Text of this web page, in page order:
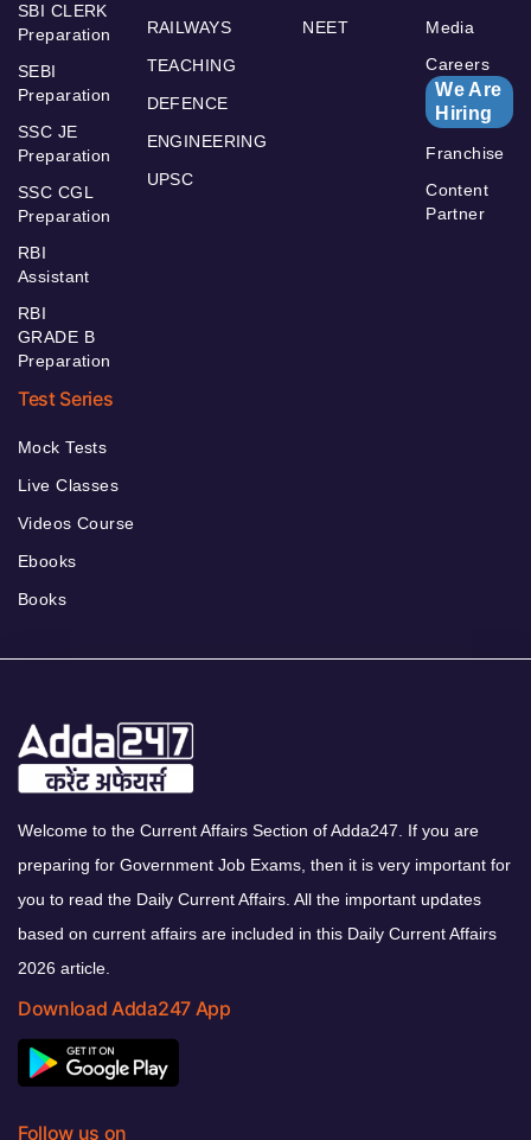
SBI CLERK
Preparation
SEBI
Preparation
SSC JE
Preparation
SSC CGL
Preparation
RBI
Assistant
RBI
GRADE B
Preparation
RAILWAYS
TEACHING
DEFENCE
ENGINEERING
UPSC
NEET
Media
Careers
We Are
Hiring
Franchise
Content
Partner
Test Series
Mock Tests
Live Classes
Videos Course
Ebooks
Books
Welcome to the Current Affairs Section of Adda247. If you are
preparing for Government Job Exams, then it is very important for
you to read the Daily Current Affairs. All the important updates
based on current affairs are included in this Daily Current Affairs
2026 article.
Download Adda247 App
Follow us on